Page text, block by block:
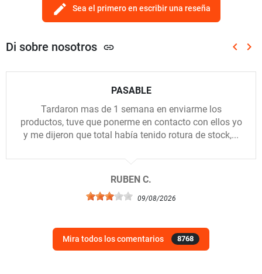
edit Sea el primero en escribir una reseña
Di sobre nosotros link keyboard_arrow_left keyboard_arrow_right
PASABLE
Tardaron mas de 1 semana en enviarme los
productos, tuve que ponerme en contacto con ellos yo
y me dijeron que total había tenido rotura de stock,...
RUBEN C.
09/08/2026
Mira todos los comentarios 8768